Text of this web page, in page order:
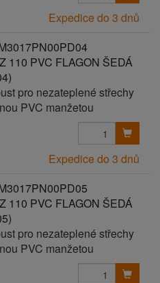
Expedice do 3 dnů
110 PVC FLAGON ŠEDÁ
pro nezateplené střechy
PVC manžetou
Expedice do 3 dnů
110 PVC FLAGON ŠEDÁ
pro nezateplené střechy
PVC manžetou